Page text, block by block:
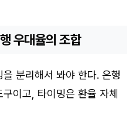
우대율의 조합
분리해서 봐야 한다. 은행
이고, 타이밍은 환율 자체